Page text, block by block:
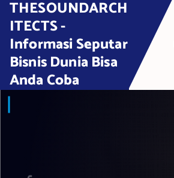
THESOUNDARCH
ITECTS -
Informasi Seputar
Bisnis Dunia Bisa
Anda Coba